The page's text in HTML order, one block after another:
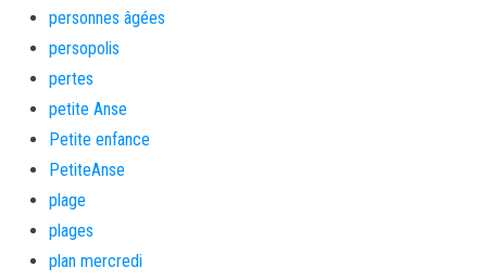
personnes âgées
persopolis
pertes
petite Anse
Petite enfance
PetiteAnse
plage
plages
plan mercredi